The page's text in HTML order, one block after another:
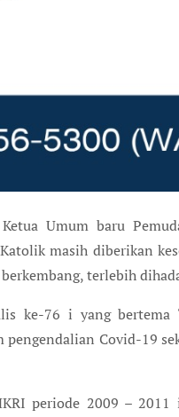
Ketua Umum baru
masih diberikan
terlebih
ke-76 i yang bertema
Covid-19
periode 2009 –